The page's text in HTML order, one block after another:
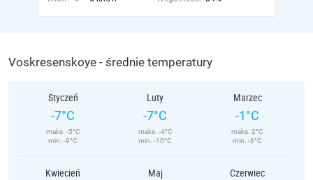
Voskresenskoye - średnie temperatury
Styczeń
-7°C
maks. -5°C
min. -9°C
Luty
-7°C
maks. -4°C
min. -10°C
Marzec
-1°C
maks. 2°C
min. -6°C
Kwiecień Maj Czerwiec